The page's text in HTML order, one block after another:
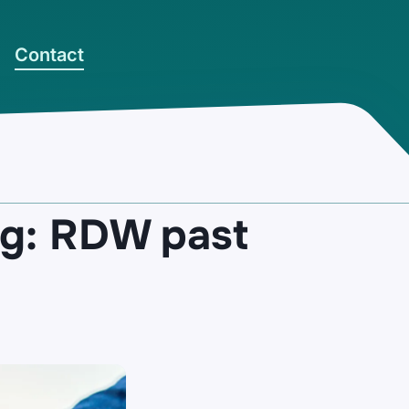
Contact
RDW past